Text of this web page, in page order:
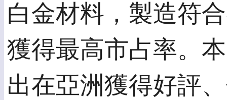
白金材料，製造符
獲得最高市占率。
出在亞洲獲得好評